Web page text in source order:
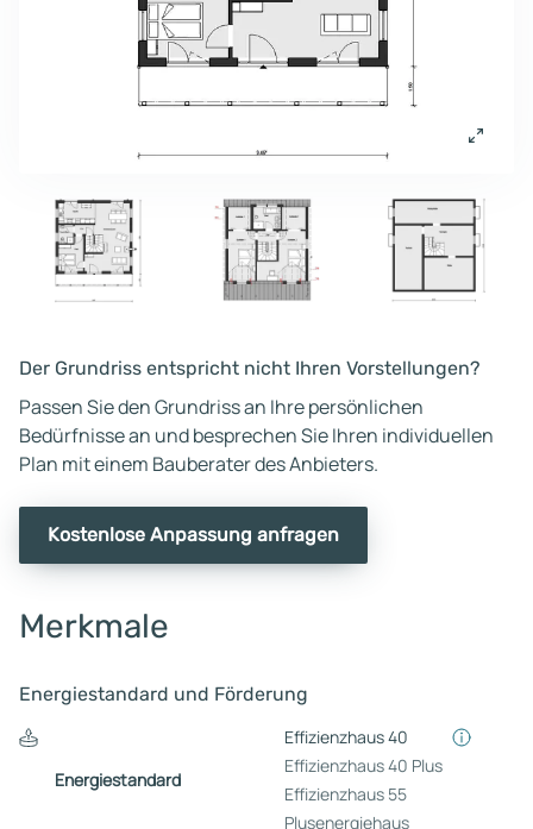
Der Grundriss entspricht nicht Ihren Vorstellungen?
Passen Sie den Grundriss an Ihre persönlichen
Bedürfnisse an und besprechen Sie Ihren individuellen
Plan mit einem Bauberater des Anbieters.
Kostenlose Anpassung anfragen
Merkmale
Energiestandard und Förderung
Energiestandard
Effizienzhaus 40
Effizienzhaus 40 Plus
Effizienzhaus 55
Plusenergiehaus